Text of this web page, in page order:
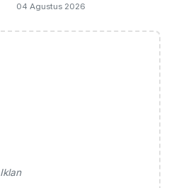
04 Agustus 2026
Iklan